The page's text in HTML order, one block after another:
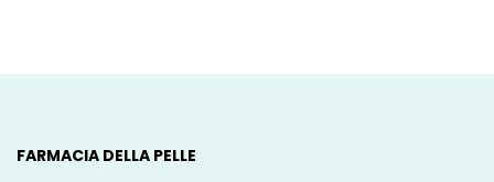
FARMACIA DELLA PELLE